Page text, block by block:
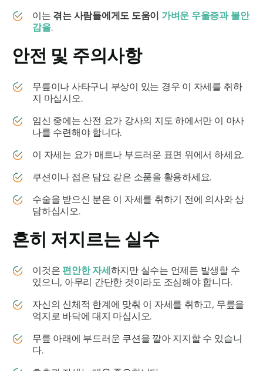
이는 겪는 사람들에게도 도움이 가벼운 우울증과 불안
감을.
안전 및 주의사항
무릎이나 사타구니 부상이 있는 경우 이 자세를 취하
지 마십시오.
임신 중에는 산전 요가 강사의 지도 하에서만 이 아사
나를 수련해야 합니다.
이 자세는 요가 매트나 부드러운 표면 위에서 하세요.
쿠션이나 접은 담요 같은 소품을 활용하세요.
수술을 받으신 분은 이 자세를 취하기 전에 의사와 상
담하십시오.
흔히 저지르는 실수
이것은 편안한 자세하지만 실수는 언제든 발생할 수
있으니, 아무리 간단한 것이라도 조심해야 합니다.
자신의 신체적 한계에 맞춰 이 자세를 취하고, 무릎을
억지로 바닥에 대지 마십시오.
무릎 아래에 부드러운 쿠션을 깔아 지지할 수 있습니
다.